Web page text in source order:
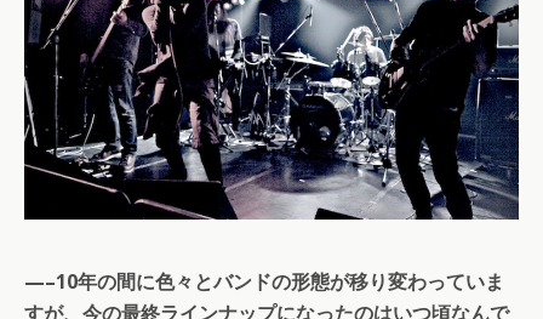
—–10年の間に色々とバンドの形態が移り変わっていま
すが、今の最終ラインナップになったのはいつ頃なんで